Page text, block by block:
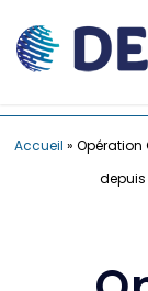
Accueil » Opération
depuis